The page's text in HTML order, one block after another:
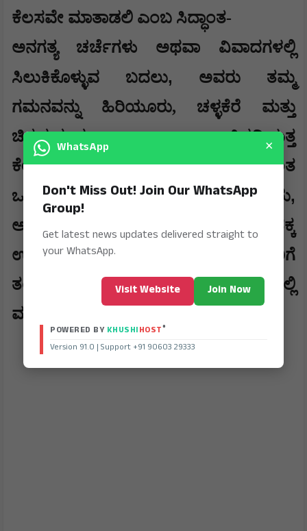
ಕೆಲಸವೇ ಮಾತಾಡಲಿ ಎಂಬ ಸಿದ್ಧಾಂತ-
ಅನಗತ್ಯ ಚರ್ಚೆಗಳು ಅಥವಾ ವಿವಾದಗಳಲ್ಲಿ
ಸಿಲುಕಿಕೊಳ್ಳುವ ಬದಲು, ಅವರು ತಮ್ಮ
ಗಮನವನ್ನು ಹಿರಿಯೂರು, ಚಳ್ಳಕೆರೆ ಮತ್ತು
ಚಿತ್ರದುರ್ಗದ ಅಭಿವೃದ್ಧಿಯತ್ತ
ಕೇಂದ್ರೀಕರಿಸುತ್ತಿದ್ದರು. "ನೂರು ಮಾತಿಗಿಂತ
ಒಂದು ಕೆಲಸ ಲೇಸು" ಎಂದು ನಂಬಿದ್ದ ಅವರು,
ಅಪಪ್ರಚಾರ ಮಾಡುವವರಿಗೆ ಮೌನದಿಂದಲೇ ತಕ್ಕ
ಉತ್ತರ ನೀಡುತ್ತಿದ್ದರು. ಅವರು ಮೌನವಾಗಿ ಜಾರಿಗೆ
ತಂದ ಯೋಜನೆಗಳು ಇಂದು ಜನರ ಬದುಕಿನಲ್ಲಿ
ಮಾತನಾಡುತ್ತಿವೆ.
WhatsApp ×
Don't Miss Out! Join Our WhatsApp
Group!
Get latest news updates delivered straight to
your WhatsApp.
Visit Website Join Now
POWERED BY KHUSHIHOST®
Version 91.0 | Support +91 90603 29333